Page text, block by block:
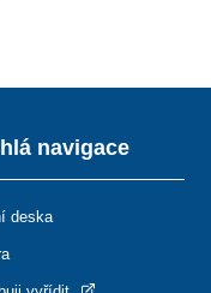
navigace
deska